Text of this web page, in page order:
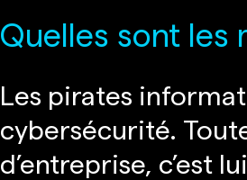
Quelles sont les
Les pirates
cybersécurité.
d’entreprise, c’est